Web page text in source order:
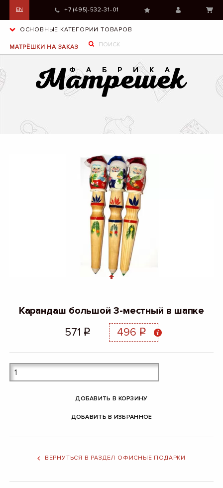
EN +7 (495)-532-31-01
ОСНОВНЫЕ КАТЕГОРИИ ТОВАРОВ
МАТРЁШКИ НА ЗАКАЗ
Карандаш большой 3-местный в шапке
571 q 496 q
ДОБАВИТЬ В КОРЗИНУ
ДОБАВИТЬ В ИЗБРАННОЕ
ВЕРНУТЬСЯ В РАЗДЕЛ ОФИСНЫЕ ПОДАРКИ